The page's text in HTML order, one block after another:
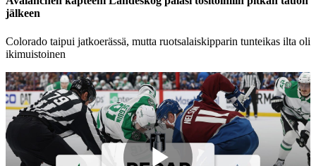
jälkeen
Colorado taipui jatkoerässä, mutta ruotsalaiskipparin tunteikas ilta oli
ikimuistoinen